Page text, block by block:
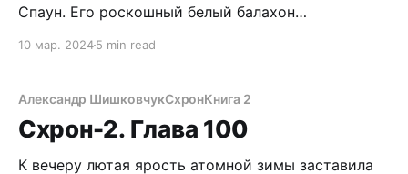
Спаун. Его роскошный белый балахон
Понятно, Диму-травника приговорили за
беспрепятственно кусает через термобелье, но я
не ощущаю холод. Хочется насладиться
последними минутами жизни. Смотрю не
10 мар. 20245 min read
Александр ШишковчукСхронКнига 2
Схрон-2. Глава 100
К вечеру лютая ярость атомной зимы заставила